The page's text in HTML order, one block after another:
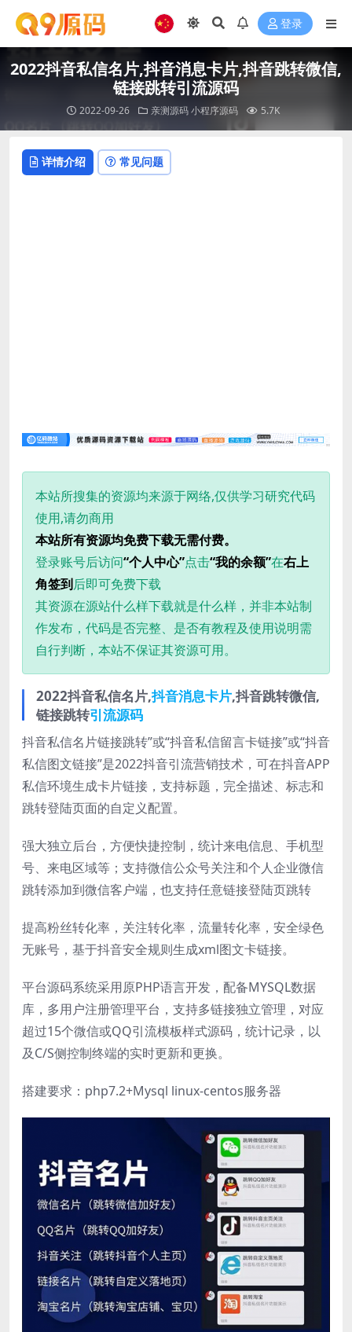
登录
2022抖音私信名片,抖音消息卡片,抖音跳转微信,
链接跳转引流源码
2022-09-26 亲测源码 小程序源码 5.7K
详情介绍 常见问题
本站所搜集的资源均来源于网络,仅供学习研究代码
使用,请勿商用
本站所有资源均免费下载无需付费。
登录账号后访问“个人中心”点击“我的余额”在右上
角签到后即可免费下载
其资源在源站什么样下载就是什么样，并非本站制
作发布，代码是否完整、是否有教程及使用说明需
自行判断，本站不保证其资源可用。
2022抖音私信名片,抖音消息卡片,抖音跳转微信,
链接跳转引流源码
抖音私信名片链接跳转”或“抖音私信留言卡链接”或“抖音
私信图文链接”是2022抖音引流营销技术，可在抖音APP
私信环境生成卡片链接，支持标题，完全描述、标志和
跳转登陆页面的自定义配置。
强大独立后台，方便快捷控制，统计来电信息、手机型
号、来电区域等；支持微信公众号关注和个人企业微信
跳转添加到微信客户端，也支持任意链接登陆页跳转
提高粉丝转化率，关注转化率，流量转化率，安全绿色
无账号，基于抖音安全规则生成xml图文卡链接。
平台源码系统采用原PHP语言开发，配备MYSQL数据
库，多用户注册管理平台，支持多链接独立管理，对应
超过15个微信或QQ引流模板样式源码，统计记录，以
及C/S侧控制终端的实时更新和更换。
搭建要求：php7.2+Mysql linux-centos服务器